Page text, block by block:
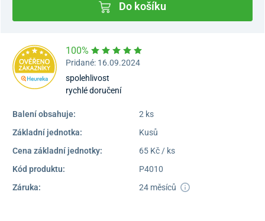
Do košíku
100%
Pridané: 16.09.2024
spolehlivost
rychlé doručení
Balení obsahuje:
2 ks
Základní jednotka:
Kusů
Cena základní jednotky:
65 Kč / ks
Kód produktu:
P4010
Záruka:
24 měsíců